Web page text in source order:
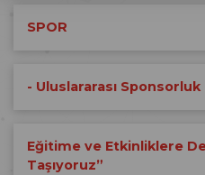
SPOR
- Uluslararası Sponsorluk
Eğitime ve Etkinliklere
Taşıyoruz”